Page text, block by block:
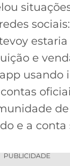
e
usando
e a conta
PUBLICIDADE